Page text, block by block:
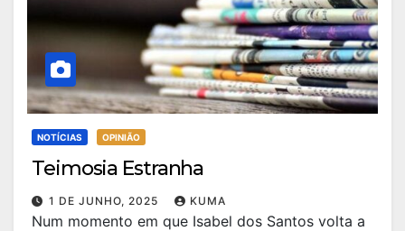
NOTÍCIAS OPINIÃO
Teimosia Estranha
1 DE JUNHO, 2025 KUMA
Num momento em que Isabel dos Santos volta a